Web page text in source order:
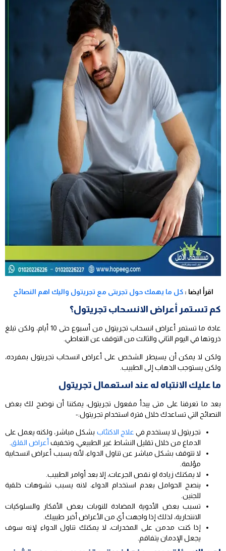
اقرأ ايضا :كل ما يهمك حول تجربتى مع تجريتول واليك اهم النصائح
كم تستمر أعراض الانسحاب تجريتول؟
عادة ما تستمر أعراض انسحاب تجريتول من أسبوع حتى 10 أيام، ولكن تبلغ
ذروتها في اليوم الثاني والثالث من التوقف عن التعاطي.
ولكن لا يمكن أن يسيطر الشخص على أعراض انسحاب تجريتول بمفرده،
ولكن يستوجب الذهاب إلى الطبيب.
ما عليك الانتباه له عند استعمال تجريتول
بعد ما تعرفنا على متى يبدأ مفعول تجريتول، يمكننا أن نوضح لك بعض
النصائح التي تساعدك خلال فترة استخدام تجريتول:-
تجريتول لا يستخدم في علاج الاكتئاب بشكل مباشر، ولكنه يعمل على
الدماغ من خلال تقليل النشاط غير الطبيعي، وتخفيف أعراض القلق.
لا تتوقف بشكل مباشر عن تناول الدواء، لأنه يسبب أعراض انسحابية
مؤلمة.
لا يمكنك زيادة او نقص الجرعات، إلا بعد أوامر الطبيب.
ينصح الحوامل بعدم استخدام الدواء، لانه يسبب تشوهات خلقية
للجنين.
تسبب بعض الأدوية المضادة للنوبات بعض الأفكار والسلوكيات
الانتحارية، لذلك إذا واجهت أي من الأعراض أخبر طبيبك.
إذا كنت مدمن على المخدرات، لا يمكنك تناول الدواء لإنه سوف
يجعل الإدمان يتفاقم.